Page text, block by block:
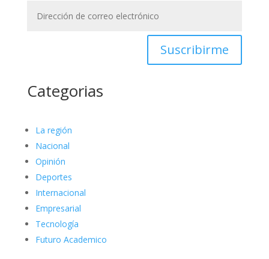
Suscribirme
Categorias
La región
Nacional
Opinión
Deportes
Internacional
Empresarial
Tecnología
Futuro Academico